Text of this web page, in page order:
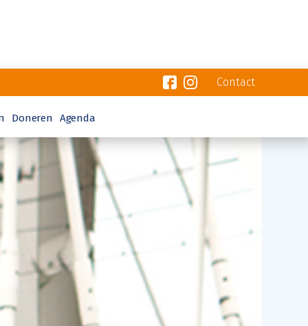
Contact
Doneren Agenda